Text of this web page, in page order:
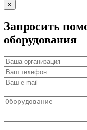
×
Запросить
оборудования